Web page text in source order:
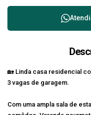
🏡 Linda casa residencial
3 vagas de garagem.
Com uma ampla sala de